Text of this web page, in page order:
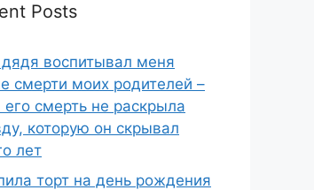
Posts
воспитывал меня
смерти моих родителей –
его смерть не раскрыла
которую он скрывал
лет
торт на день рождения